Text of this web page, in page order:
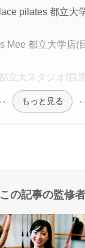
pilates 都立大
Mee 都立大学店(
立大スタジオ(目
もっと見る
この記事の監修者